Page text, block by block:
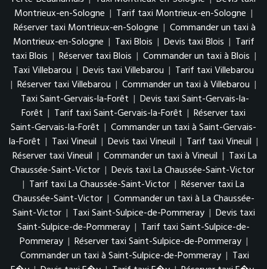
Montrieux-en-Sologne | Tarif taxi Montrieux-en-Sologne |
Réserver taxi Montrieux-en-Sologne | Commander un taxi à
Montrieux-en-Sologne | Taxi Blois | Devis taxi Blois | Tarif
taxi Blois | Réserver taxi Blois | Commander un taxi à Blois |
Taxi Villebarou | Devis taxi Villebarou | Tarif taxi Villebarou
| Réserver taxi Villebarou | Commander un taxi à Villebarou |
Taxi Saint-Gervais-la-Forêt | Devis taxi Saint-Gervais-la-
Forêt | Tarif taxi Saint-Gervais-la-Forêt | Réserver taxi
Saint-Gervais-la-Forêt | Commander un taxi à Saint-Gervais-
la-Forêt | Taxi Vineuil | Devis taxi Vineuil | Tarif taxi Vineuil |
Réserver taxi Vineuil | Commander un taxi à Vineuil | Taxi La
Chaussée-Saint-Victor | Devis taxi La Chaussée-Saint-Victor
| Tarif taxi La Chaussée-Saint-Victor | Réserver taxi La
Chaussée-Saint-Victor | Commander un taxi à La Chaussée-
Saint-Victor | Taxi Saint-Sulpice-de-Pommeray | Devis taxi
Saint-Sulpice-de-Pommeray | Tarif taxi Saint-Sulpice-de-
Pommeray | Réserver taxi Saint-Sulpice-de-Pommeray |
Commander un taxi à Saint-Sulpice-de-Pommeray | Taxi